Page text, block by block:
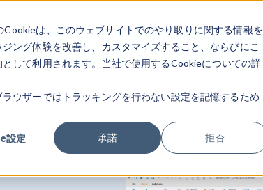
は、このウェブサイトでのやり取りに関する情報を
ング体験を改善し、カスタマイズすること、ならびにこ
して利用されます。当社で使用するCookieについての詳
ウザーではトラッキングを行わない設定を記憶するため
設定 承諾 拒否
製品 業界 ビデオギャラリ